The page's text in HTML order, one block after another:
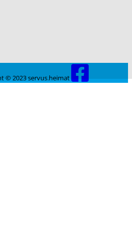
© 2023 servus.heimat